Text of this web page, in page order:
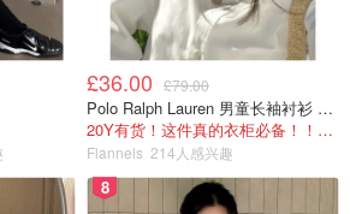
😓）
水果和蔬菜（口号喊好多年了🤪）
时的爱好吧🤔
Covered Bridge，中文应该就是廊
加三谷地区，去往优胜美地国家公园
£36.00 £79.00
Polo Ralph Lauren 男童长袖衬衫 Oxford
20Y有货！这件真的衣柜必备！！@蜜子不爱吃
Flannels 214人感兴趣
8